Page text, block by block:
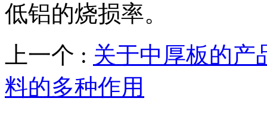
低铝的烧损率。
上一个 : 关于中厚板的产
料的多种作用